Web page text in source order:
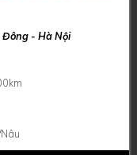
Đông - Hà Nội